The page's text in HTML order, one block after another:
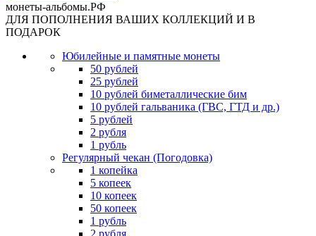
монеты-альбомы.РФ
ДЛЯ ПОПОЛНЕНИЯ ВАШИХ КОЛЛЕКЦИЙ И В
ПОДАРОК
Юбилейные и памятные монеты
50 рублей
25 рублей
10 рублей биметаллические бим
10 рублей гальваника (ГВС, ГТД и др.)
5 рублей
2 рубля
1 рубль
Регулярный чекан (Погодовка)
1 копейка
5 копеек
10 копеек
50 копеек
1 рубль
2 рубля